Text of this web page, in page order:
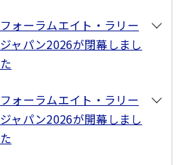
フォーラムエイト・ラリー
ジャパン2026が閉幕しまし
た
フォーラムエイト・ラリー
ジャパン2026が開幕しまし
た